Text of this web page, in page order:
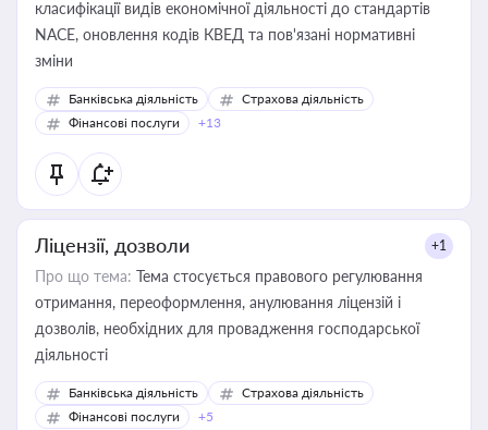
класифікації видів економічної діяльності до стандартів
NACE, оновлення кодів КВЕД та пов'язані нормативні
зміни
Банківська діяльність
Страхова діяльність
Фінансові послуги
+13
Ліцензії, дозволи +1
Про що тема: Тема стосується правового регулювання
отримання, переоформлення, анулювання ліцензій і
дозволів, необхідних для провадження господарської
діяльності
Банківська діяльність
Страхова діяльність
Фінансові послуги
+5